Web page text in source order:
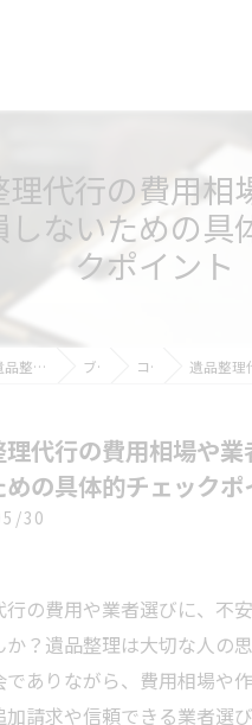
理代行の費用相
しないための具
クポイント
福岡の遺品整理ならリセットジャパン ブログ コラム 遺品整理代行の費用相場
理代行の費用相場や業
の具体的チェックポ
30
行の費用や業者選びに、不
か？遺品整理は大切な人の
でありながら、費用相場や
加請求や信頼できる業者選